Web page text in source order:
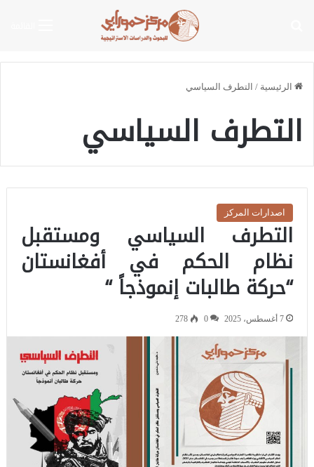
الرئيسية / التطرف السياسي
التطرف السياسي
اصدارات المركز
التطرف السياسي ومستقبل
نظام الحكم في أفغانستان
“حركة طالبات إنموذجاً “
7 أغسطس، 2025 0
278